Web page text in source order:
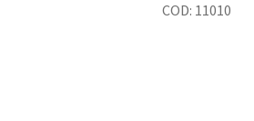
COD: 11010